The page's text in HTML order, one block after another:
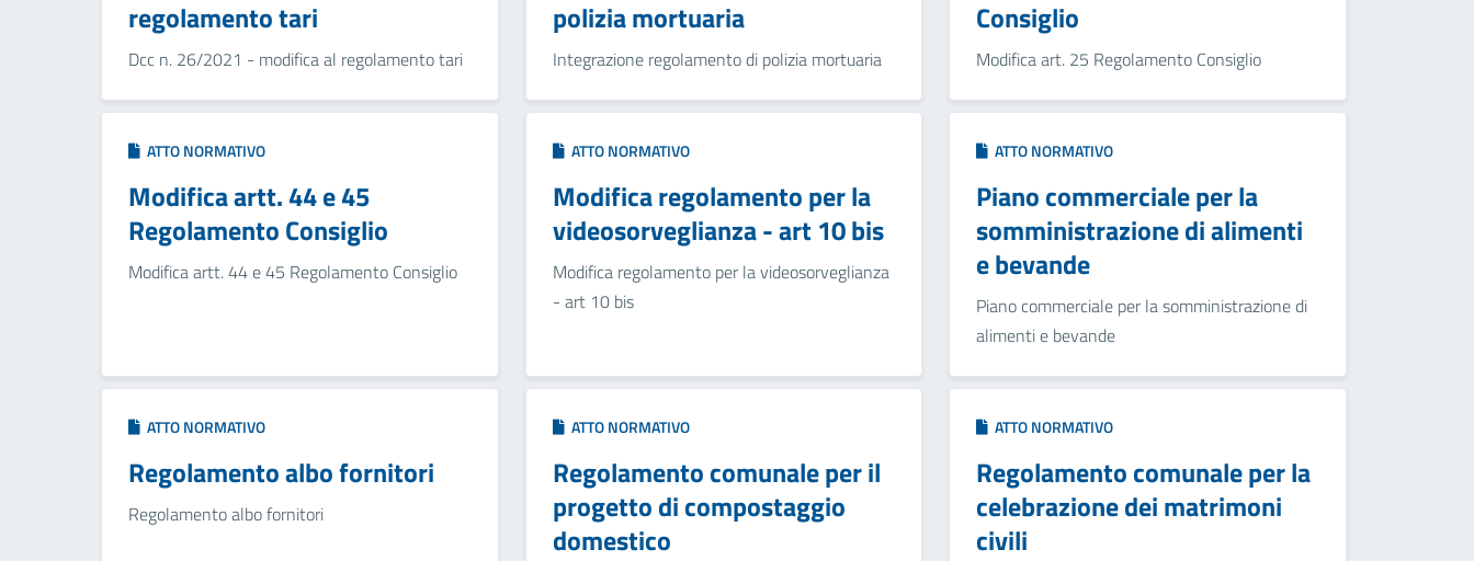
regolamento tari
Dcc n. 26/2021 - modifica al regolamento tari
polizia mortuaria
Integrazione regolamento di polizia mortuaria
Consiglio
Modifica art. 25 Regolamento Consiglio
ATTO NORMATIVO
Modifica artt. 44 e 45
Regolamento Consiglio
Modifica artt. 44 e 45 Regolamento Consiglio
ATTO NORMATIVO
Modifica regolamento per la
videosorveglianza - art 10 bis
Modifica regolamento per la videosorveglianza
- art 10 bis
ATTO NORMATIVO
Piano commerciale per la
somministrazione di alimenti
e bevande
Piano commerciale per la somministrazione di
alimenti e bevande
ATTO NORMATIVO
Regolamento albo fornitori
Regolamento albo fornitori
ATTO NORMATIVO
Regolamento comunale per il
progetto di compostaggio
domestico
ATTO NORMATIVO
Regolamento comunale per la
celebrazione dei matrimoni
civili